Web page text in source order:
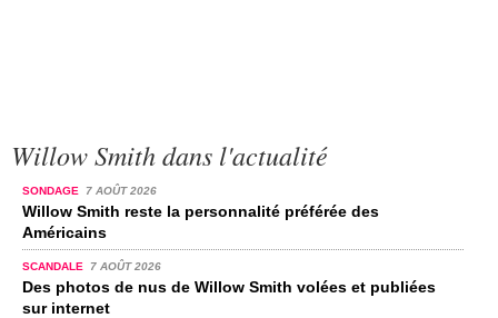
Willow Smith dans l'actualité
SONDAGE 7 AOÛT 2026
Willow Smith reste la personnalité préférée des
Américains
SCANDALE 7 AOÛT 2026
Des photos de nus de Willow Smith volées et publiées
sur internet